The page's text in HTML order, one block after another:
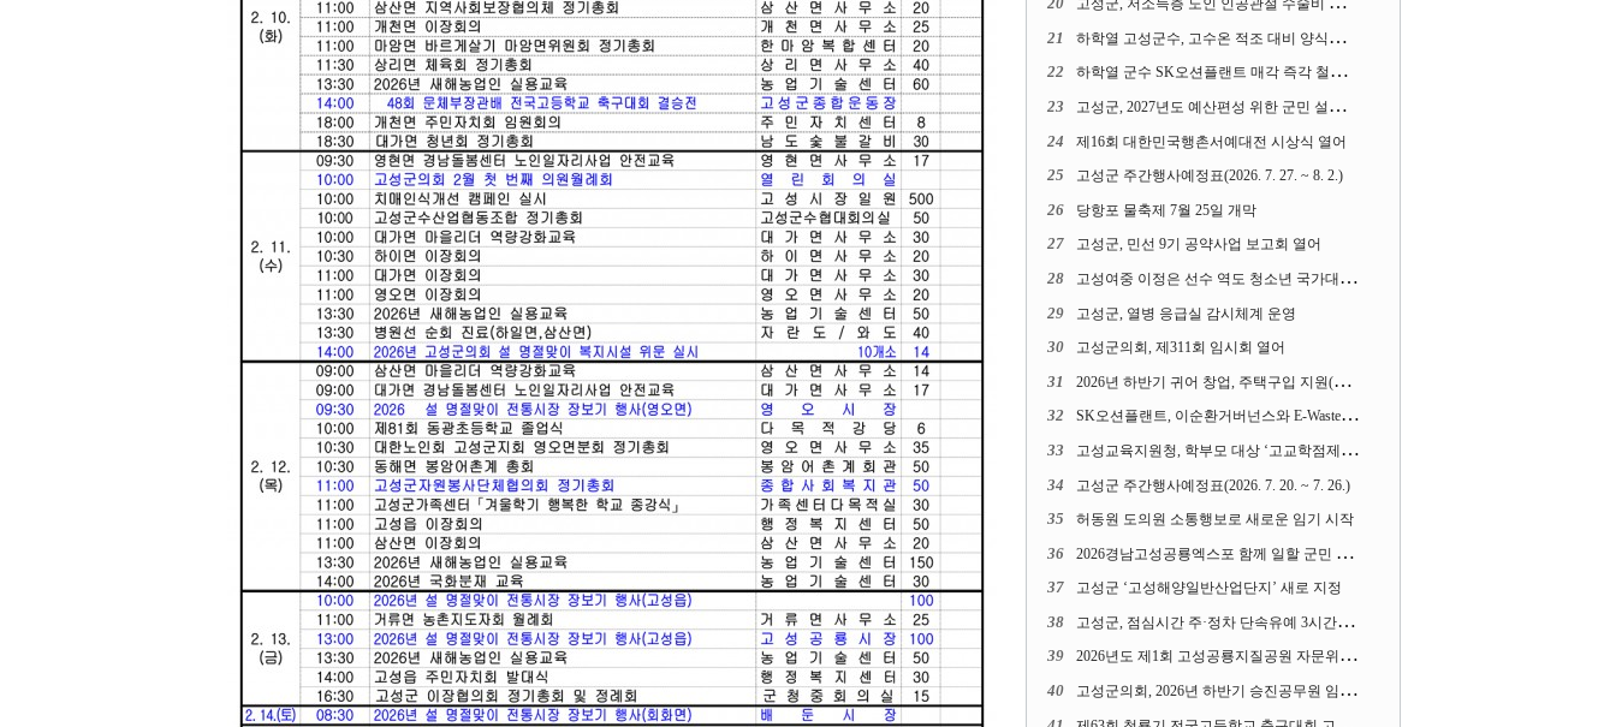
고성군, 저소득층 노인 인공관절 수술비 지원사업 계속 추진
21 하학열 고성군수, 고수온 적조 대비 양식장 현장점검
22 하학열 군수 SK오션플랜트 매각 즉각 철회 촉구 기자회견 열어
23 고성군, 2027년도 예산편성 위한 군민 설문조사 실시
24 제16회 대한민국행촌서예대전 시상식 열어
25 고성군 주간행사예정표(2026. 7. 27. ~ 8. 2.)
26 당항포 물축제 7월 25일 개막
27 고성군, 민선 9기 공약사업 보고회 열어
28 고성여중 이정은 선수 역도 청소년 국가대표에 뽑혀
29 고성군, 열병 응급실 감시체계 운영
30 고성군의회, 제311회 임시회 열어
31 2026년 하반기 귀어 창업, 주택구입 지원(융자) 사업대상자 모집
32 SK오션플랜트, 이순환거버넌스와 E-Waste Zero 업무협약
33 고성교육지원청, 학부모 대상 ‘고교학점제와 대입제도 설명회’ 열어
34 고성군 주간행사예정표(2026. 7. 20. ~ 7. 26.)
35 허동원 도의원 소통행보로 새로운 임기 시작
36 2026경남고성공룡엑스포 함께 일할 군민 모집
37 고성군 ‘고성해양일반산업단지’ 새로 지정
38 고성군, 점심시간 주·정차 단속유예 3시간으로 확대
39 2026년도 제1회 고성공룡지질공원 자문위원회 열어
40 고성군의회, 2026년 하반기 승진공무원 임용장 수여